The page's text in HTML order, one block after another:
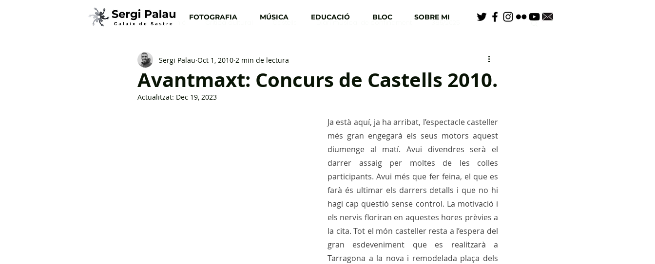
FOTOGRAFIA MÚSICA EDUCACIÓ BLOC SOBRE MI
Totes les entrades Opinió Crítica cultural Castells Diari musical de confinament 365/2025
Avantmaxt: Concurs de Castells 2010.
Sergi Palau Oct 1, 2010 2 min de lectura
Actualitzat: Dec 19, 2023
Ja està aquí, ja ha arribat, l’espectacle casteller
més gran engegarà els seus motors aquest
diumenge al matí. Avui divendres serà el
darrer assaig per moltes de les colles
participants. Avui més que fer feina, el que es
farà és ultimar els darrers detalls i que no hi
hagi cap qüestió sense control. La motivació i
els nervis floriran en aquestes hores prèvies a
la cita. Tot el món casteller resta a l’espera del
gran esdeveniment que es realitzarà a
Tarragona a la nova i remodelada plaça dels